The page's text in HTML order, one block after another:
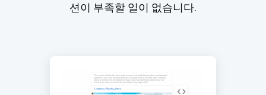
션이 부족할 일이 없습니다.